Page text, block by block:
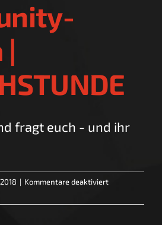
|
fragt euch - und ihr
| Kommentare deaktiviertfür
–